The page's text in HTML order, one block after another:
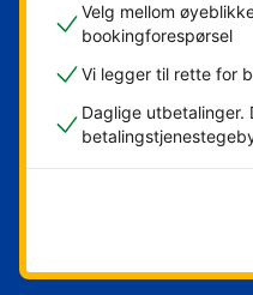
Velg mellom
bookingforespørsel
Vi legger til rette for
Daglige utbetalinger.
Kom i